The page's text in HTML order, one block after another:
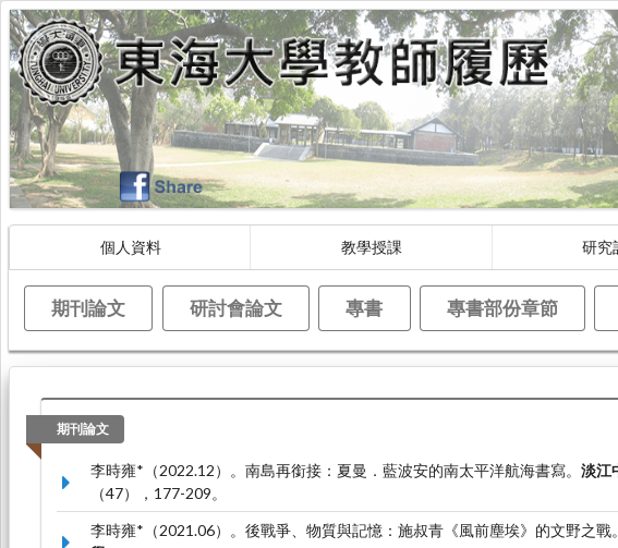
個人資料 教學授課 研究
期刊論文 研討會論文 專書 專書部份章節
期刊論文
李時雍*（2022.12）。南島再銜接：夏曼．藍波安的南太平洋航海書寫。 淡江
（47），177-209。
李時雍*（2021.06）。後戰爭、物質與記憶：施叔青《風前塵埃》的文野之戰。